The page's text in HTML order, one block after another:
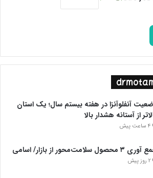
آنفلوآنزا در هفته بیستم سال؛ یک استان
از آستانه هشدار بالا
4 ساعت پیش
۳ محصول سلامت‌محور از بازار/ اسامی
2 روز پیش